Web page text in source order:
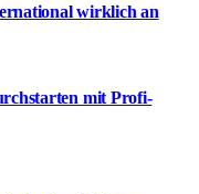
wirklich an
mit Profi-